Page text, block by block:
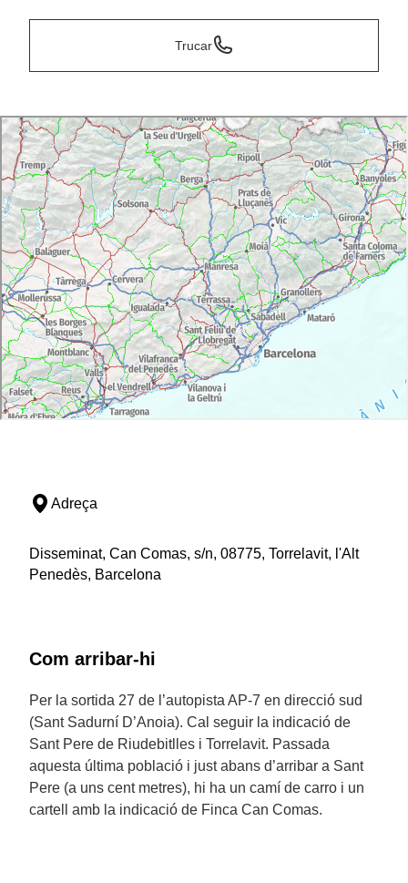
Trucar
Adreça
Disseminat, Can Comas, s/n, 08775, Torrelavit, l'Alt
Penedès, Barcelona
Com arribar-hi
Per la sortida 27 de l’autopista AP-7 en direcció sud
(Sant Sadurní D’Anoia). Cal seguir la indicació de
Sant Pere de Riudebitlles i Torrelavit. Passada
aquesta última població i just abans d’arribar a Sant
Pere (a uns cent metres), hi ha un camí de carro i un
cartell amb la indicació de Finca Can Comas.